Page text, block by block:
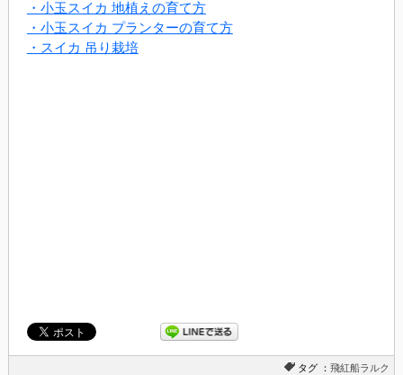
・小玉スイカ 地植えの育て方
・小玉スイカ プランターの育て方
・スイカ 吊り栽培
タグ ：飛紅船ラルク